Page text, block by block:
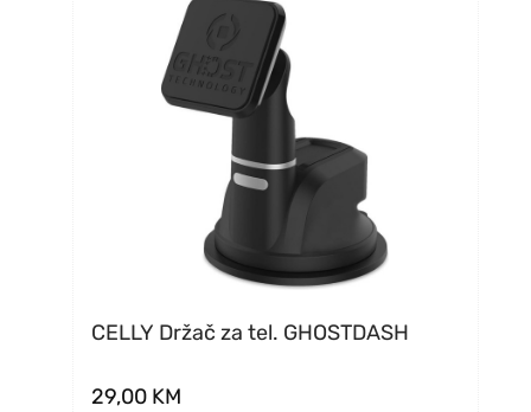
CELLY Držač za tel. GHOSTDASH
29,00 KM